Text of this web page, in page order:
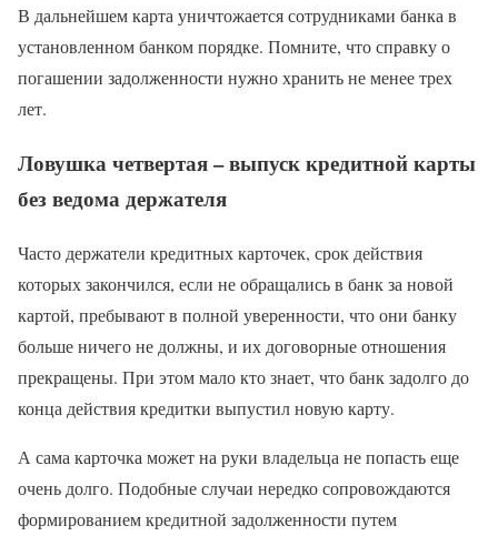
В дальнейшем карта уничтожается сотрудниками банка в
установленном банком порядке. Помните, что справку о
погашении задолженности нужно хранить не менее трех
лет.
Ловушка четвертая – выпуск кредитной карты
без ведома держателя
Часто держатели кредитных карточек, срок действия
которых закончился, если не обращались в банк за новой
картой, пребывают в полной уверенности, что они банку
больше ничего не должны, и их договорные отношения
прекращены. При этом мало кто знает, что банк задолго до
конца действия кредитки выпустил новую карту.
А сама карточка может на руки владельца не попасть еще
очень долго. Подобные случаи нередко сопровождаются
формированием кредитной задолженности путем